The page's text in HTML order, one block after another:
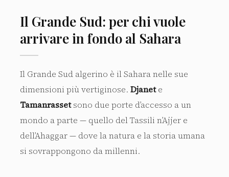
Il Grande Sud: per chi vuole
arrivare in fondo al Sahara
Il Grande Sud algerino è il Sahara nelle sue
dimensioni più vertiginose. Djanete
Tamanrassetsono due porte d’accesso a un
mondo a parte — quello del Tassili n’Ajjer e
dell’Ahaggar — dove la natura e la storia umana
si sovrappongono da millenni.